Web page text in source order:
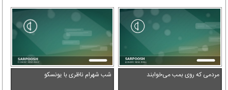
مردمی که روی بمب می‌خوابند شب شهرام ناظری با یونسکو